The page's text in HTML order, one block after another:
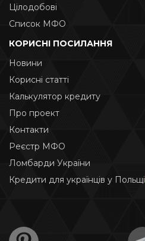
Цілодобові
Список МФО
КОРИСНІ ПОСИЛАННЯ
Новини
Корисні статті
Калькулятор кредиту
Про проект
Контакти
Реєстр МФО
Ломбарди України
Кредити для українців у Польщі